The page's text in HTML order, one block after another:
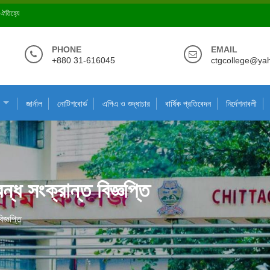
ঐতিহ্যে
PHONE
+880 31-616045
EMAIL
জার্নাল নোটিশবোর্ড এপিএ ও শুদ্ধাচার বার্ষিক প্রতিবেদন নির্দেশনাবলী
সংক্রান্ত বিজ্ঞপ্তি